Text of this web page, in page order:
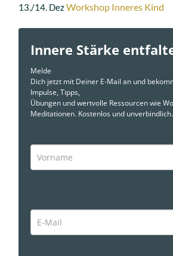
13./14. DezWorkshop Inneres Kind
Innere Stärke
Melde
Dich jetzt mit Deiner E-Mail an und
Impulse, Tipps,
Übungen und wertvolle Ressourcen wie
Meditationen. Kostenlos und unverbindlich.